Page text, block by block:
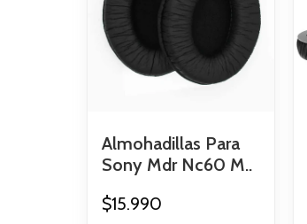
Almohadillas Para
Sony Mdr Nc60 M..
$15.990